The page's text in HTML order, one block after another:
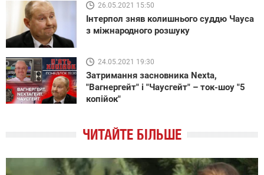
26.05.2021 15:50
Інтерпол зняв колишнього суддю Чауса
з міжнародного розшуку
24.05.2021 19:30
Затримання засновника Nexta,
"Вагнергейт" і "Чаусгейт" – ток-шоу "5
копійок"
ЧИТАЙТЕ БІЛЬШЕ